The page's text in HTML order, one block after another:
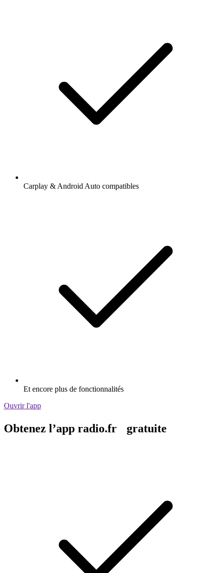
Carplay & Android Auto compatibles
Et encore plus de fonctionnalités
Ouvrir l'app
Obtenez l’app radio.fr gratuite